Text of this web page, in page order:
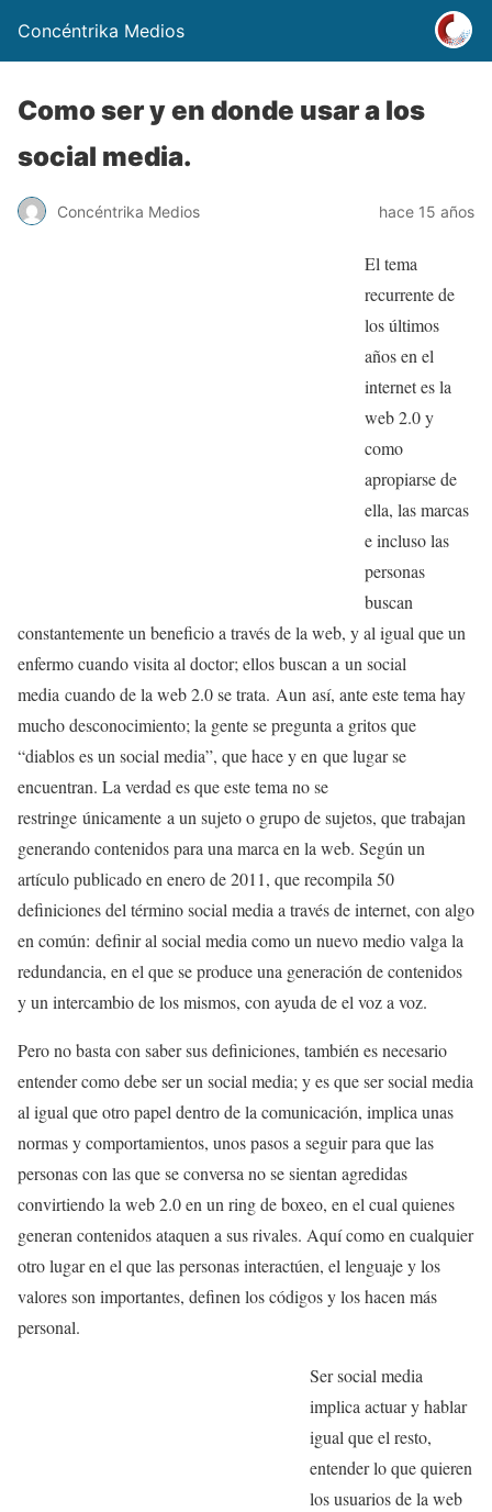
Concéntrika Medios
Como ser y en donde usar a los
social media.
Concéntrika Medios hace 15 años
El tema
recurrente de
los últimos
años en el
internet es la
web 2.0 y
como
apropiarse de
ella, las marcas
e incluso las
personas
buscan
constantemente un beneficio a través de la web, y al igual que un
enfermo cuando visita al doctor; ellos buscan a un social
media cuando de la web 2.0 se trata. Aun así, ante este tema hay
mucho desconocimiento; la gente se pregunta a gritos que
“diablos es un social media”, que hace y en que lugar se
encuentran. La verdad es que este tema no se
restringe únicamente a un sujeto o grupo de sujetos, que trabajan
generando contenidos para una marca en la web. Según un
artículo publicado en enero de 2011, que recompila 50
definiciones del término social media a través de internet, con algo
en común: definir al social media como un nuevo medio valga la
redundancia, en el que se produce una generación de contenidos
y un intercambio de los mismos, con ayuda de el voz a voz.
Pero no basta con saber sus definiciones, también es necesario
entender como debe ser un social media; y es que ser social media
al igual que otro papel dentro de la comunicación, implica unas
normas y comportamientos, unos pasos a seguir para que las
personas con las que se conversa no se sientan agredidas
convirtiendo la web 2.0 en un ring de boxeo, en el cual quienes
generan contenidos ataquen a sus rivales. Aquí como en cualquier
otro lugar en el que las personas interactúen, el lenguaje y los
valores son importantes, definen los códigos y los hacen más
personal.
Ser social media
implica actuar y hablar
igual que el resto,
entender lo que quieren
los usuarios de la web